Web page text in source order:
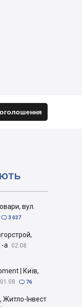
вул.
 3 037
а
02.08
| Київ,
01.08  76
Інвест